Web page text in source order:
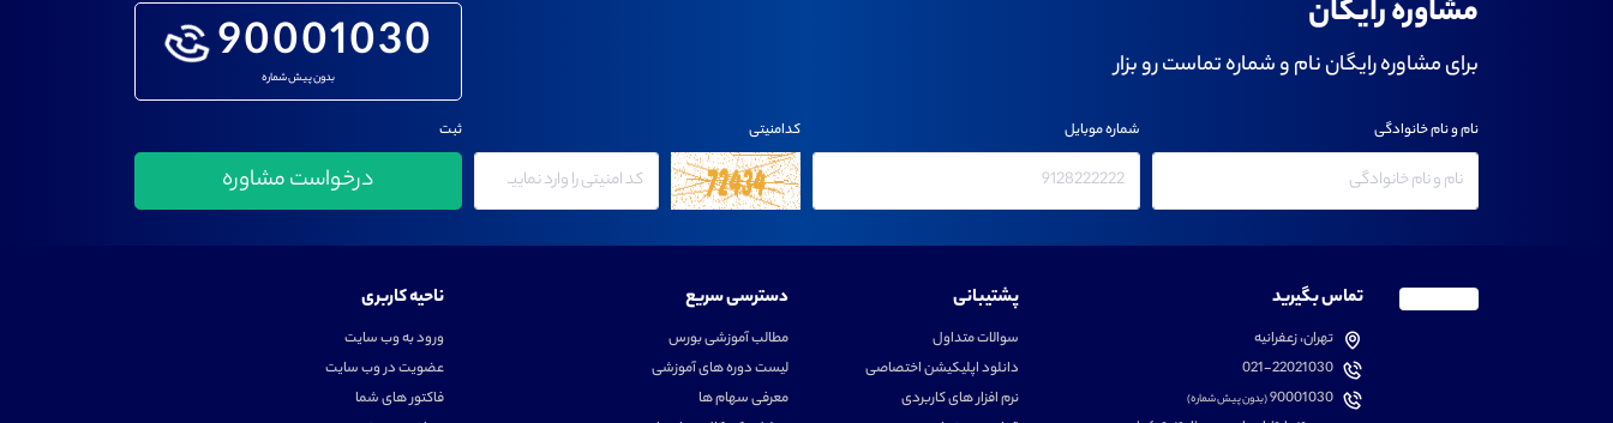
مشاوره رایگان
برای مشاوره رایگان نام و شماره تماست رو بزار 90001030
بدون پیش شماره
نام و نام خانوادگی شماره موبایل کدامنیتی ثبت
تماس بگیرید
تهران، زعفرانیه
021-22021030
90001030(بدون پیش شماره)
پشتیبانی
سوالات متداول
دانلود اپلیکیشن اختصاصی
نرم افزار های کاربردی
دسترسی سریع
مطالب آموزشی بورس
لیست دوره های آموزشی
معرفی سهام ها
ناحیه کاربری
ورود به وب سایت
عضویت در وب سایت
فاکتور های شما